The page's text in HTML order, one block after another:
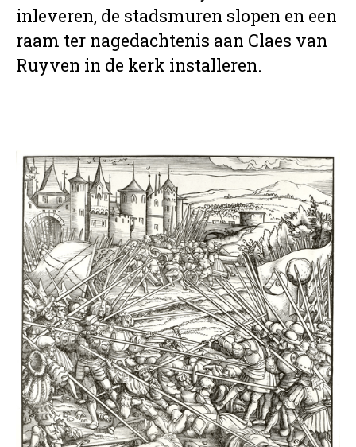
inleveren, de stadsmuren slopen en een
raam ter nagedachtenis aan Claes van
Ruyven in de kerk installeren.